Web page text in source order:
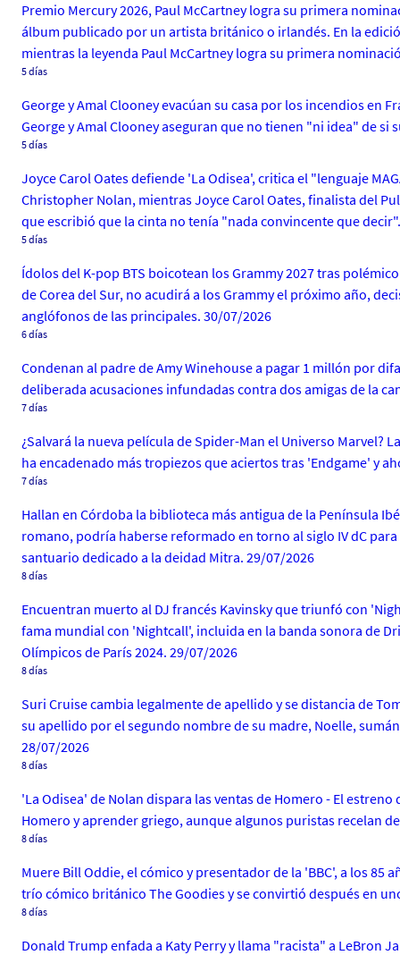
Premio Mercury 2026, Paul McCartney logra su primera
álbum publicado por un artista británico o irlandés. En la
mientras la leyenda Paul McCartney logra su primera
5 días
George y Amal Clooney evacúan su casa por los incendios en
George y Amal Clooney aseguran que no tienen "ni idea" de
5 días
Joyce Carol Oates defiende 'La Odisea', critica el "lenguaje
Christopher Nolan, mientras Joyce Carol Oates, finalista del
que escribió que la cinta no tenía "nada convincente que
5 días
Ídolos del K-pop BTS boicotean los Grammy 2027 tras
de Corea del Sur, no acudirá a los Grammy el próximo año,
anglófonos de las principales. 30/07/2026
6 días
Condenan al padre de Amy Winehouse a pagar 1 millón por
deliberada acusaciones infundadas contra dos amigas de la
7 días
¿Salvará la nueva película de Spider-Man el Universo Marvel?
ha encadenado más tropiezos que aciertos tras 'Endgame' y
7 días
Hallan en Córdoba la biblioteca más antigua de la Península
romano, podría haberse reformado en torno al siglo IV dC
santuario dedicado a la deidad Mitra. 29/07/2026
8 días
Encuentran muerto al DJ francés Kavinsky que triunfó con
fama mundial con 'Nightcall', incluida en la banda sonora de
Olímpicos de París 2024. 29/07/2026
8 días
Suri Cruise cambia legalmente de apellido y se distancia de
su apellido por el segundo nombre de su madre, Noelle,
28/07/2026
8 días
'La Odisea' de Nolan dispara las ventas de Homero - El
Homero y aprender griego, aunque algunos puristas recelan
8 días
Muere Bill Oddie, el cómico y presentador de la 'BBC', a los 85
trío cómico británico The Goodies y se convirtió después en
8 días
Donald Trump enfada a Katy Perry y llama "racista" a LeBron